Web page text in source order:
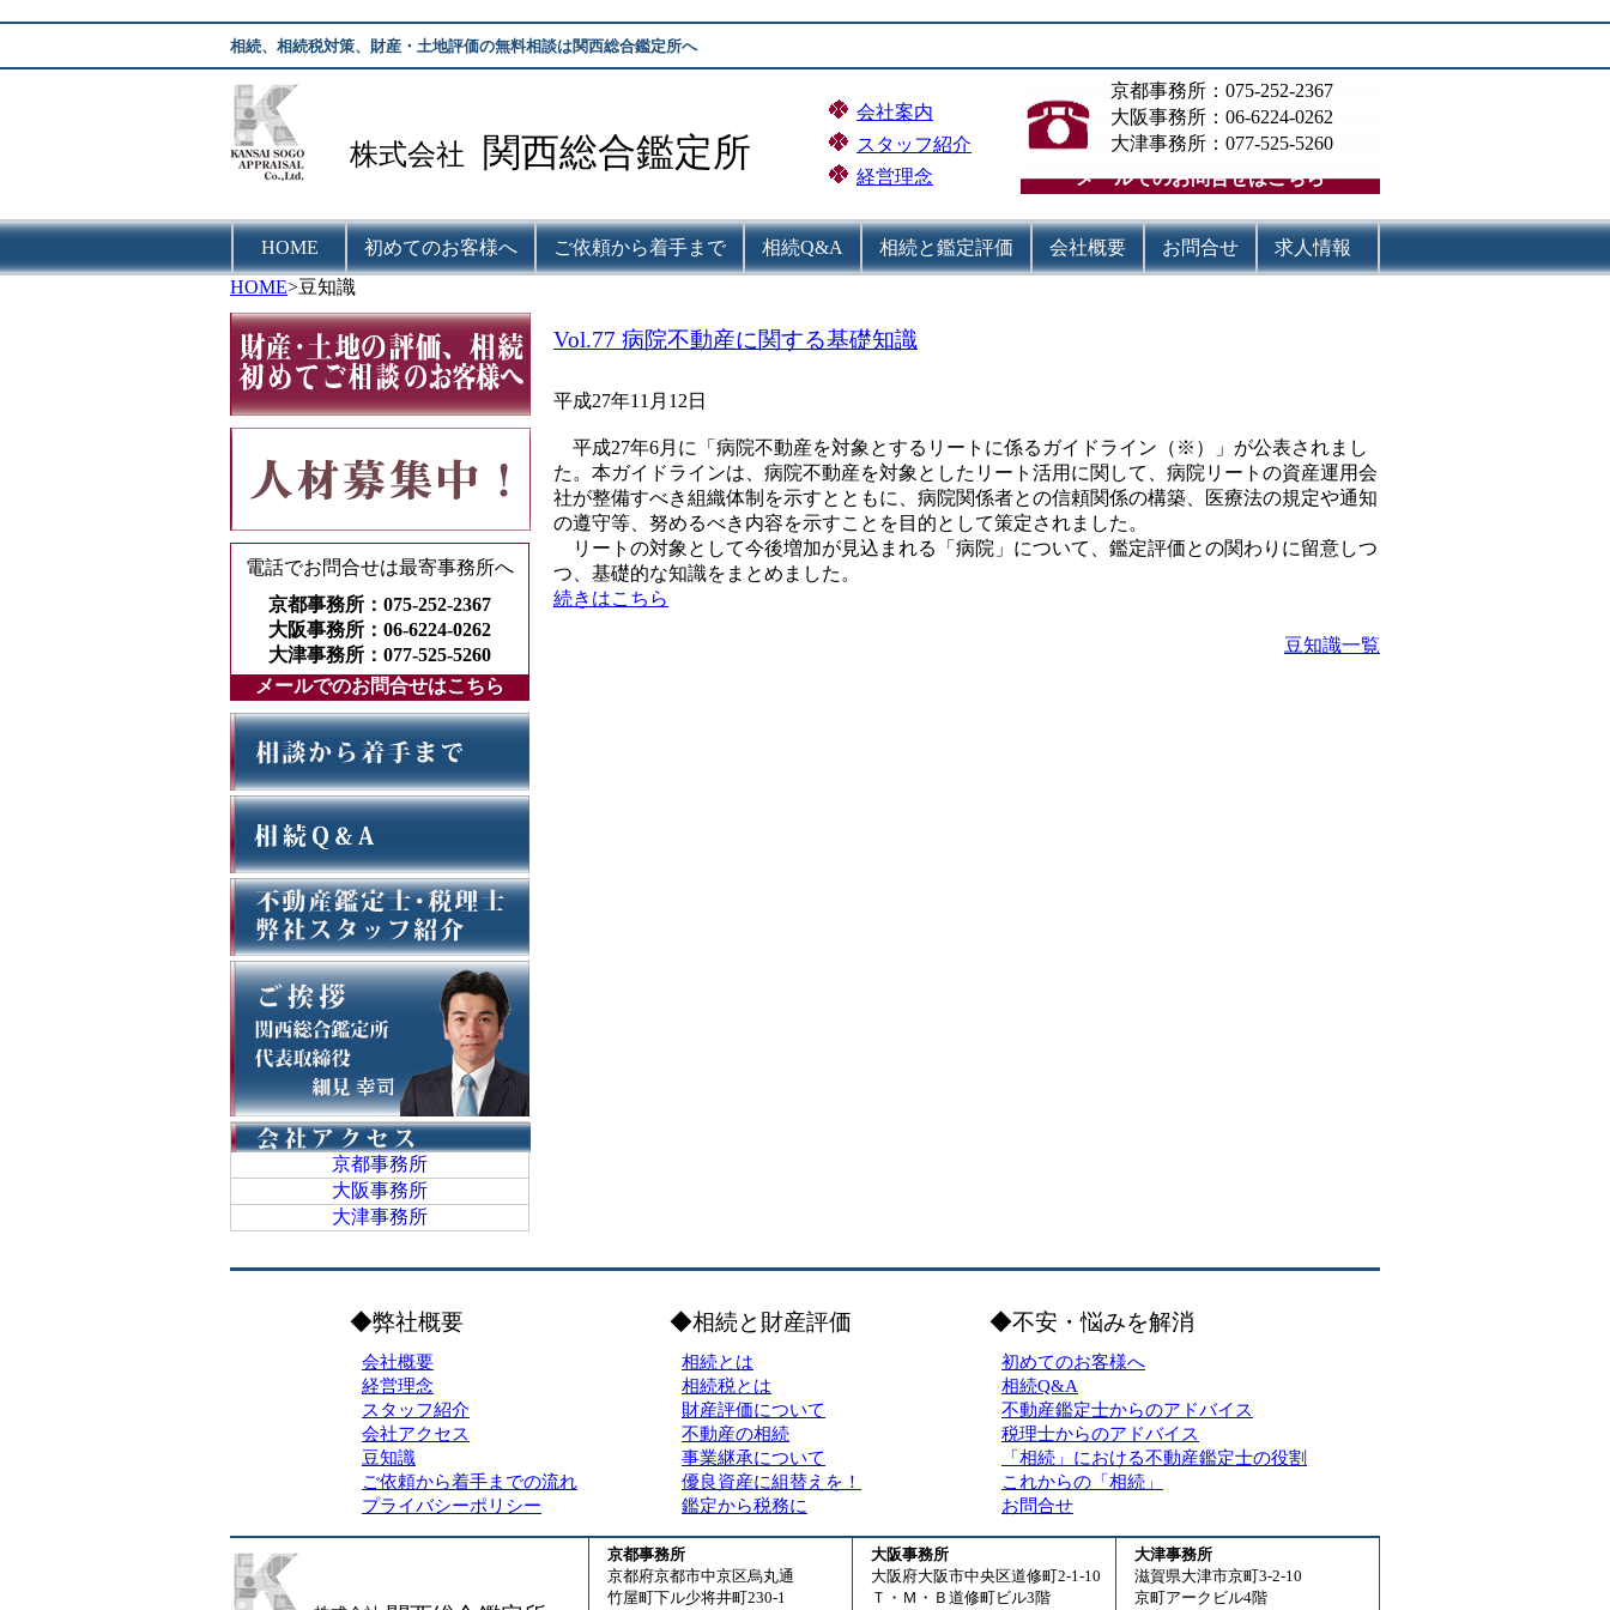
相続、相続税対策、財産・土地評価の無料相談は関西総合鑑定所へ
株式会社 関西総合鑑定所
京都事務所：075-252-2367
大阪事務所：06-6224-0262
大津事務所：077-525-5260
メールでのお問合せはこちら
会社案内
スタッフ紹介
経営理念
HOME 初めてのお客様へ ご依頼から着手まで 相続Q&A 相続と鑑定評価 会社概要 お問合せ
求人情報
HOME>豆知識
電話でお問合せは最寄事務所へ
京都事務所：075-252-2367
大阪事務所：06-6224-0262
大津事務所：077-525-5260
メールでのお問合せはこちら
京都事務所
大阪事務所
大津事務所
Vol.77 病院不動産に関する基礎知識
平成27年11月12日
平成27年6月に「病院不動産を対象とするリートに係るガイドライン（※）」が公表されまし
た。本ガイドラインは、病院不動産を対象としたリート活用に関して、病院リートの資産運用会
社が整備すべき組織体制を示すとともに、病院関係者との信頼関係の構築、医療法の規定や通知
の遵守等、努めるべき内容を示すことを目的として策定されました。
リートの対象として今後増加が見込まれる「病院」について、鑑定評価との関わりに留意しつ
つ、基礎的な知識をまとめました。
続きはこちら
豆知識一覧
◆弊社概要
会社概要
経営理念
スタッフ紹介
会社アクセス
豆知識
ご依頼から着手までの流れ
プライバシーポリシー
◆相続と財産評価
相続とは
相続税とは
財産評価について
不動産の相続
事業継承について
優良資産に組替えを！
鑑定から税務に
◆不安・悩みを解消
初めてのお客様へ
相続Q&A
不動産鑑定士からのアドバイス
税理士からのアドバイス
「相続」における不動産鑑定士の役割
これからの「相続」
お問合せ
京都事務所
京都府京都市中京区烏丸通
竹屋町下ル少将井町230-1
大阪事務所
大阪府大阪市中央区道修町2-1-10
Ｔ・Ｍ・Ｂ道修町ビル3階
大津事務所
滋賀県大津市京町3-2-10
京町アークビル4階